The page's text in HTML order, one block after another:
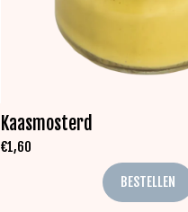
Kaasmosterd
€1,60
BESTELLEN